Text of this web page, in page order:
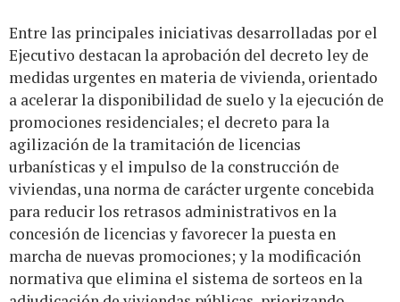
Entre las principales iniciativas desarrolladas por el
Ejecutivo destacan la aprobación del decreto ley de
medidas urgentes en materia de vivienda, orientado
a acelerar la disponibilidad de suelo y la ejecución de
promociones residenciales; el decreto para la
agilización de la tramitación de licencias
urbanísticas y el impulso de la construcción de
viviendas, una norma de carácter urgente concebida
para reducir los retrasos administrativos en la
concesión de licencias y favorecer la puesta en
marcha de nuevas promociones; y la modificación
normativa que elimina el sistema de sorteos en la